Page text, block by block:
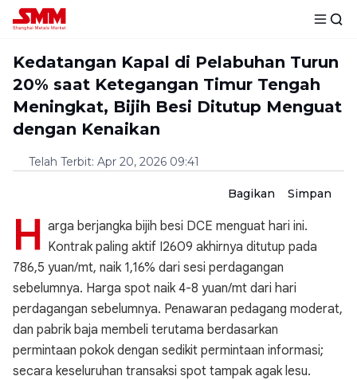
Kedatangan Kapal di Pelabuhan Turun
20% saat Ketegangan Timur Tengah
Meningkat, Bijih Besi Ditutup Menguat
dengan Kenaikan
Telah Terbit: Apr 20, 2026 09:41
Bagikan Simpan
H arga berjangka bijih besi DCE menguat hari ini.
Kontrak paling aktif I2609 akhirnya ditutup pada
786,5 yuan/mt, naik 1,16% dari sesi perdagangan
sebelumnya. Harga spot naik 4-8 yuan/mt dari hari
perdagangan sebelumnya. Penawaran pedagang moderat,
dan pabrik baja membeli terutama berdasarkan
permintaan pokok dengan sedikit permintaan informasi;
secara keseluruhan transaksi spot tampak agak lesu.